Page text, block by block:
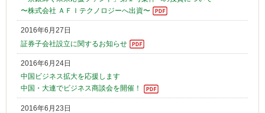
〜株式会社 ＡＦＩテクノロジーへ出資〜
2016年6月27日
証券子会社設立に関するお知らせ
2016年6月24日
中国ビジネス拡大を応援します
中国・大連でビジネス商談会を開催！
2016年6月23日